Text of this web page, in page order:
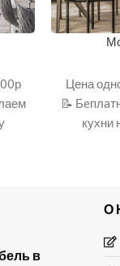
Цена
📝
кухни
в
О